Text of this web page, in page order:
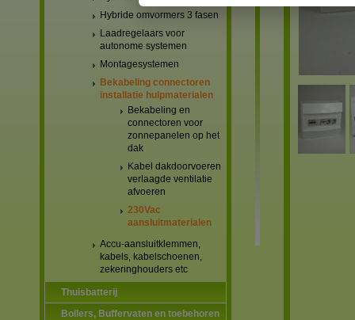
Hybride omvormers 3 fasen
Laadregelaars voor
autonome systemen
Montagesystemen
Bekabeling connectoren
installatie hulpmaterialen
Bekabeling en
connectoren voor
zonnepanelen op het
dak
Kabel dakdoorvoeren
verlaagde ventilatie
afvoeren
230Vac
aansluitmaterialen
Accu-aansluitklemmen,
kabels, kabelschoenen,
zekeringhouders etc
Thuisbatterij
Boilers, Buffervaten en toebehoren